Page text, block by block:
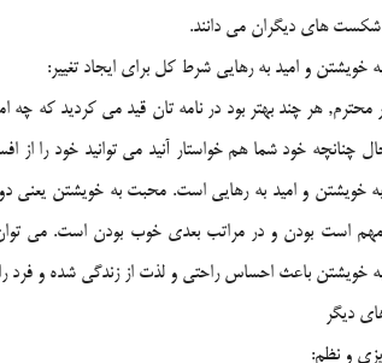
هاي ديگران مي دانند.
خويشتن و اميد به رهايي شرط كل براي ايجاد تغيير:
هر چند بهتر بود در نامه تان قيد مي كرديد كه چه
چنانچه خود شما هم خواستار آنيد مي توانيد خود را
خويشتن و اميد به رهايي است. محبت به خويشتن يعني
است بودن و در مراتب بعدي خوب بودن است. مي
خويشتن باعث احساس راحتي و لذت از زندگي شده و فرد
ديگر
و نظم: